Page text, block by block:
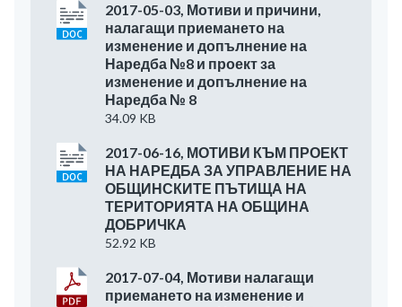
2017-05-03, Мотиви и причини,
налагащи приемането на
изменение и допълнение на
Наредба №8 и проект за
изменение и допълнение на
Наредба № 8
34.09 KB
2017-06-16, МОТИВИ КЪМ ПРОЕКТ
НА НАРЕДБА ЗА УПРАВЛЕНИЕ НА
ОБЩИНСКИТЕ ПЪТИЩА НА
ТЕРИТОРИЯТА НА ОБЩИНА
ДОБРИЧКА
52.92 KB
2017-07-04, Мотиви налагащи
приемането на изменение и